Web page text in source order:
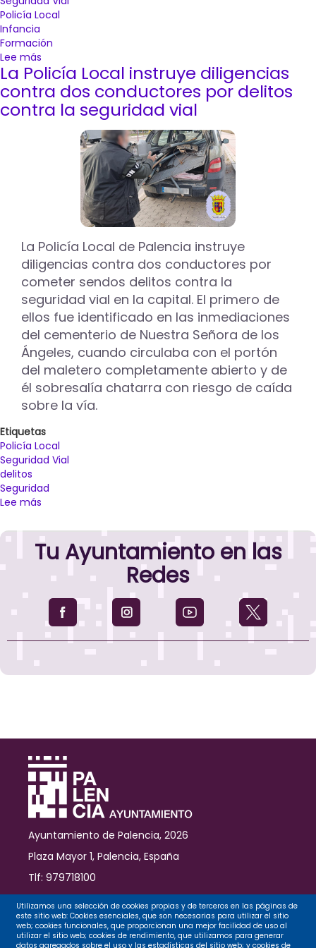
Policía Local
Infancia
Formación
Lee más
La
Caravana
de
Movilidad
Sostenible
Paseo
del
Salón
de
Palencia
La Policía Local instruye diligencias
contra dos conductores por delitos
contra la seguridad vial
La Policía Local de Palencia instruye
diligencias contra dos conductores por
cometer sendos delitos contra la
seguridad vial en la capital. El primero de
ellos fue identificado en las inmediaciones
del cementerio de Nuestra Señora de los
Ángeles, cuando circulaba con el portón
del maletero completamente abierto y de
él sobresalía chatarra con riesgo de caída
sobre la vía.
Etiquetas
Policía Local
Seguridad Vial
delitos
Seguridad
Lee más
Policía
Local
instruye
dos
conductores
por
delitos
la
Tu Ayuntamiento en las
Redes
Ayuntamiento de Palencia, 2026
Plaza Mayor 1, Palencia, España
Tlf: 979718100
Contacto
Utilizamos una selección de cookies propias y de terceros en las páginas de
este sitio web: Cookies esenciales, que son necesarias para utilizar el sitio
web; cookies funcionales, que proporcionan una mejor facilidad de uso al
utilizar el sitio web; cookies de rendimiento, que utilizamos para generar
datos agregados sobre el uso y las estadísticas del sitio web; y cookies de